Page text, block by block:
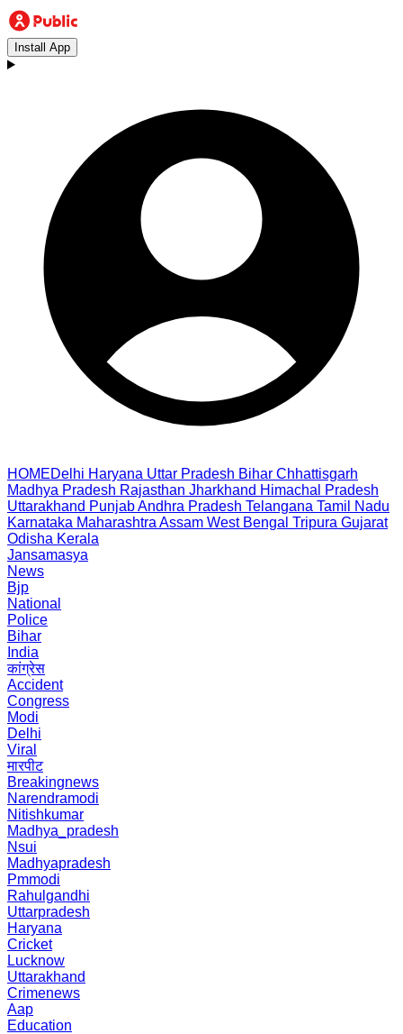
Install App
HOMEDelhi Haryana Uttar Pradesh Bihar Chhattisgarh
Madhya Pradesh Rajasthan Jharkhand Himachal Pradesh
Uttarakhand PunjabAndhra Pradesh Telangana Tamil Nadu
Karnataka Maharashtra Assam West Bengal Tripura Gujarat
Odisha Kerala
Jansamasya
News
Bjp
National
Police
Bihar
India
कांग्रेस
Accident
Congress
Modi
Delhi
Viral
मारपीट
Breakingnews
Narendramodi
Nitishkumar
Madhya_pradesh
Nsui
Madhyapradesh
Pmmodi
Rahulgandhi
Uttarpradesh
Haryana
Cricket
Lucknow
Uttarakhand
Crimenews
Aap
Education